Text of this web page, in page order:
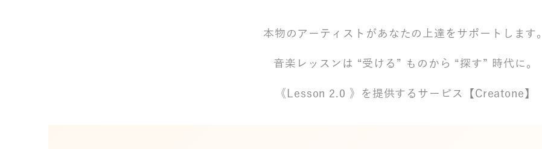
本物のアーティストがあなたの上達をサポートします。
音楽レッスンは “受ける” ものから “探す” 時代に。
《Lesson 2.0 》を提供するサービス【Creatone】